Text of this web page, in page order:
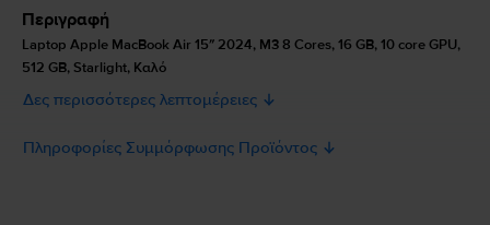
Περιγραφή
Laptop Apple MacBook Air 15″ 2024, M3 8 Cores, 16 GB, 10 core GPU,
512 GB, Starlight, Καλό
Δες περισσότερες λεπτομέρειες
Πληροφορίες Συμμόρφωσης Προϊόντος